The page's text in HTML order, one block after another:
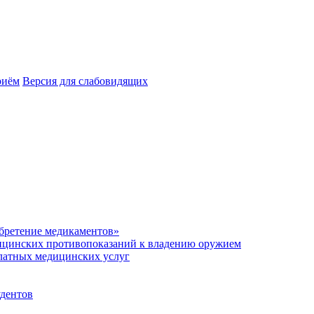
Версия для слабовидящих
медикаментов»
противопоказаний к владению оружием
медицинских услуг